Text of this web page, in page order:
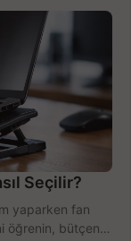
Seçilir?
yaparken fan
öğrenin, bütçenizi